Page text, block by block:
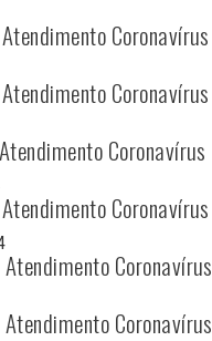
Coronavírus
Coronavírus
Coronavírus
Coronavírus
Coronavírus
Coronavírus